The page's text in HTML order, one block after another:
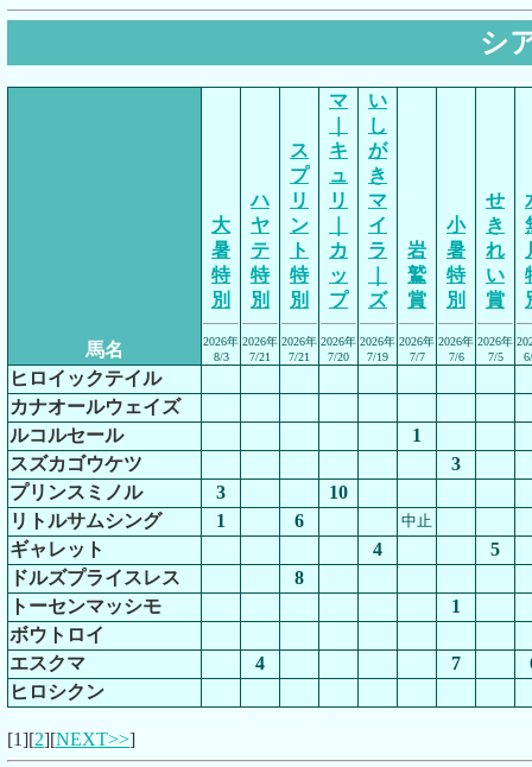
シ
馬名
大
暑
特
別
2026年
8/3
ハ
ヤ
テ
特
別
2026年
7/21
ス
プ
リ
ン
ト
特
別
2026年
7/21
マ
キ
ュ
リ
カ
ッ
プ
2026年
7/20
い
し
が
き
マ
イ
ラ
ズ
2026年
7/19
岩
鷲
賞
2026年
7/7
小
暑
特
別
2026年
7/6
せ
き
れ
い
賞
2026年
7/5
ヒロイックテイル
カナオールウェイズ
ルコルセール
1
スズカゴウケツ
3
プリンスミノル
3
10
リトルサムシング
1 6 中止
ギャレット 4
5
ドルズプライスレス
8
トーセンマッシモ
1
ボウトロイ
エスクマ
4 7
ヒロシクン
[1][2][NEXT>>]